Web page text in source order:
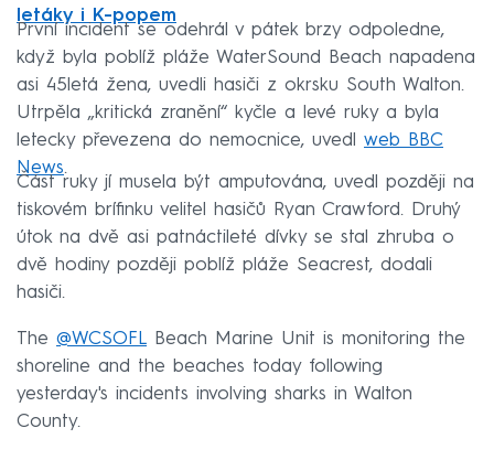
letáky i K-popem
První incident se odehrál v pátek brzy odpoledne,
když byla poblíž pláže WaterSound Beach napadena
asi 45letá žena, uvedli hasiči z okrsku South Walton.
Utrpěla „kritická zranění“ kyčle a levé ruky a byla
letecky převezena do nemocnice, uvedl web BBC
News.
Část ruky jí musela být amputována, uvedl později na
tiskovém brífinku velitel hasičů Ryan Crawford. Druhý
útok na dvě asi patnáctileté dívky se stal zhruba o
dvě hodiny později poblíž pláže Seacrest, dodali
hasiči.
The @WCSOFL Beach Marine Unit is monitoring the
shoreline and the beaches today following
yesterday's incidents involving sharks in Walton
County.